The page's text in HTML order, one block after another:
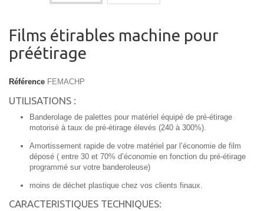
Films étirables machine pour
préétirage
Référence FEMACHP
UTILISATIONS :
Banderolage de palettes pour matériel équipé de pré-étirage
motorisé à taux de pré-étirage élevés (240 à 300%).
Amortissement rapide de votre matériel par l’économie de film
déposé ( entre 30 et 70% d’économie en fonction du pré-étirage
programmé sur votre banderoleuse)
moins de déchet plastique chez vos clients finaux.
CARACTERISTIQUES TECHNIQUES: